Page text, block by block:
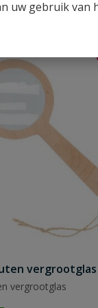
uw gebruik van
vergrootglas
vergrootglas